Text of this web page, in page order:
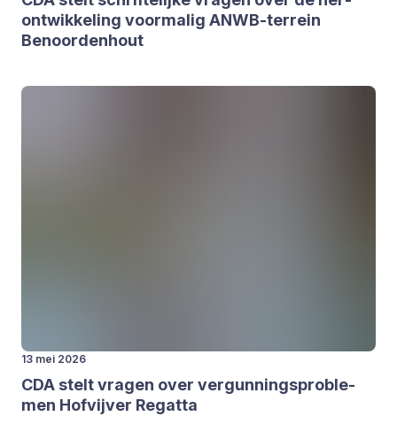
ont­wik­ke­ling voor­ma­lig ANWB-ter­rein
Benoor­den­hout
13 mei 2026
CDA stelt vra­gen over ver­gun­nings­pro­ble­
men Hof­vij­ver Regat­ta